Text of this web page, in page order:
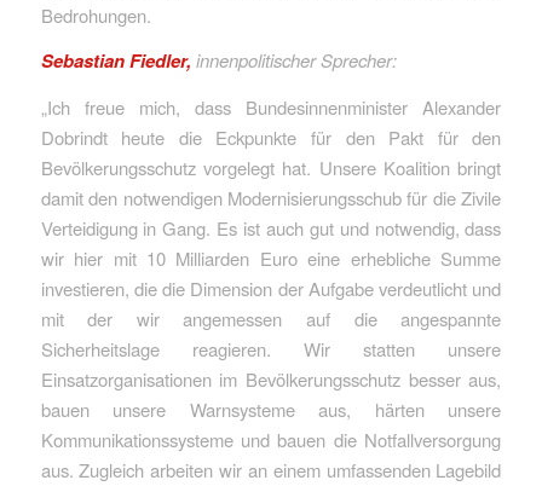
Bedrohungen.
Sebastian Fiedler, innenpolitischer Sprecher:
„Ich freue mich, dass Bundesinnenminister Alexander
Dobrindt heute die Eckpunkte für den Pakt für den
Bevölkerungsschutz vorgelegt hat. Unsere Koalition bringt
damit den notwendigen Modernisierungsschub für die Zivile
Verteidigung in Gang. Es ist auch gut und notwendig, dass
wir hier mit 10 Milliarden Euro eine erhebliche Summe
investieren, die die Dimension der Aufgabe verdeutlicht und
mit der wir angemessen auf die angespannte
Sicherheitslage reagieren. Wir statten unsere
Einsatzorganisationen im Bevölkerungsschutz besser aus,
bauen unsere Warnsysteme aus, härten unsere
Kommunikationssysteme und bauen die Notfallversorgung
aus. Zugleich arbeiten wir an einem umfassenden Lagebild